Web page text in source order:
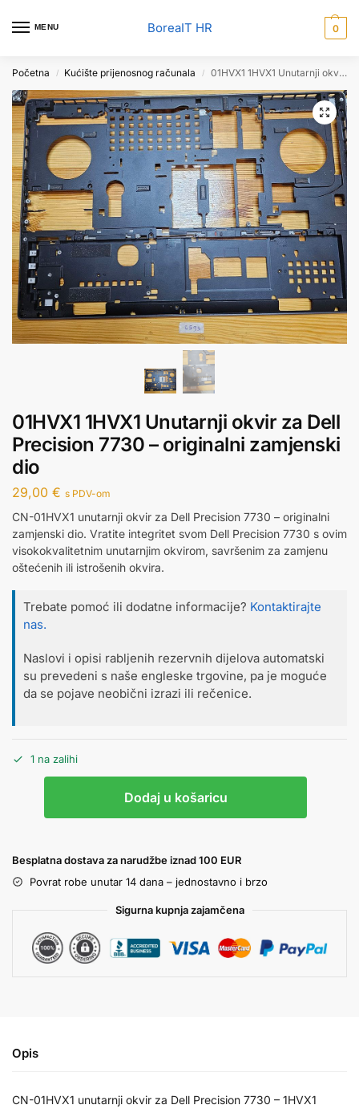
MENU BoreaIT HR 0
Početna / Kućište prijenosnog računala / 01HVX1 1HVX1 Unutarnji okvir za Dell Precision 7730 – originalni zamjenski dio
01HVX1 1HVX1 Unutarnji okvir za Dell
Precision 7730 – originalni zamjenski
dio
29,00 € s PDV-om
CN-01HVX1 unutarnji okvir za Dell Precision 7730 – originalni
zamjenski dio. Vratite integritet svom Dell Precision 7730 s ovim
visokokvalitetnim unutarnjim okvirom, savršenim za zamjenu
oštećenih ili istrošenih okvira.
Trebate pomoć ili dodatne informacije? Kontaktirajte
nas.
Naslovi i opisi rabljenih rezervnih dijelova automatski
su prevedeni s naše engleske trgovine, pa je moguće
da se pojave neobični izrazi ili rečenice.
1 na zalihi
Dodaj u košaricu
Besplatna dostava za narudžbe iznad 100 EUR
Povrat robe unutar 14 dana – jednostavno i brzo
Sigurna kupnja zajamčena
Opis
CN-01HVX1 unutarnji okvir za Dell Precision 7730 – 1HVX1